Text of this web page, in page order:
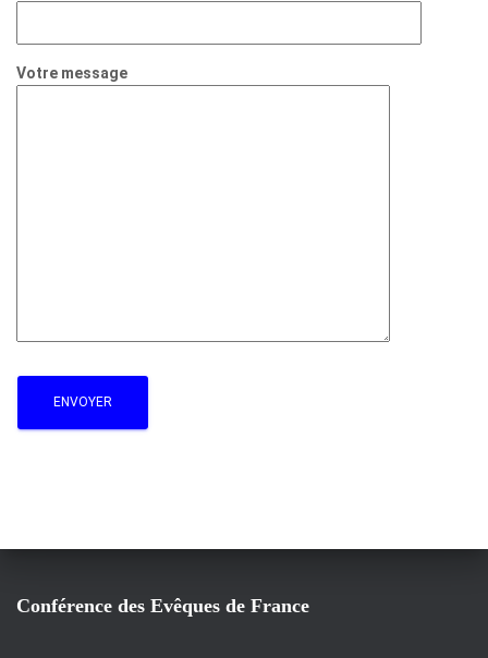
Votre message
Conférence des Evêques de France